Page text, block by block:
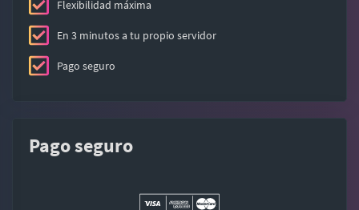
Flexibilidad máxima
En 3 minutos a tu propio servidor
Pago seguro
Pago seguro